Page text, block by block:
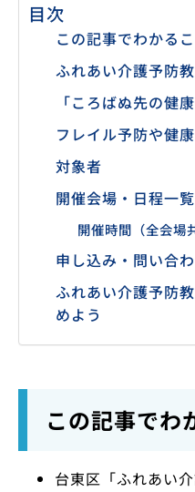
目次
この記事でわかる
ふれあい介護予防
「ころばぬ先の健
フレイル予防や健
対象者
開催会場・日程一覧
開催時間（全会場
申し込み・問い合
ふれあい介護予防
めよう
この記事でわ
台東区「ふれあい